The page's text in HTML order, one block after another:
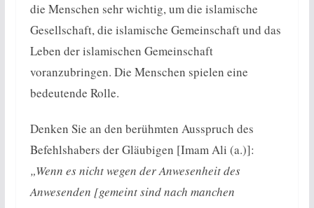
die Menschen sehr wichtig, um die islamische
Gesellschaft, die islamische Gemeinschaft und das
Leben der islamischen Gemeinschaft
voranzubringen. Die Menschen spielen eine
bedeutende Rolle.
Denken Sie an den berühmten Ausspruch des
Befehlshabers der Gläubigen [Imam Ali (a.)]:
„Wenn es nicht wegen der Anwesenheit des
Anwesenden [gemeint sind nach manchen